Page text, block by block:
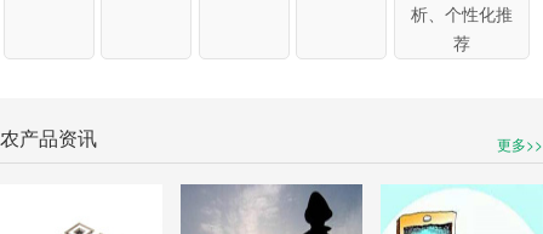
析、个性化推
荐
农产品资讯 更多>>